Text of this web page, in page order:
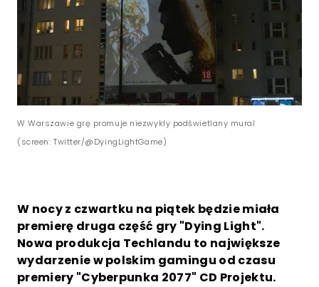
W Warszawie grę promuje niezwykły podświetlany mural
(screen: Twitter/@DyingLightGame)
W nocy z czwartku na piątek będzie miała
premierę druga część gry "Dying Light".
Nowa produkcja Techlandu to największe
wydarzenie w polskim gamingu od czasu
premiery "Cyberpunka 2077" CD Projektu.